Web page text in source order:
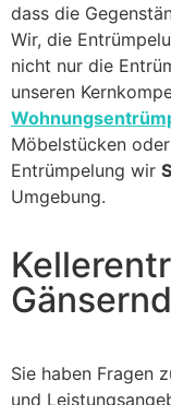
dass die
Wir, die
nicht nur die
unseren
Möbelstücken
Entrümpelung wir
Umgebung.
Sie haben Fragen
und